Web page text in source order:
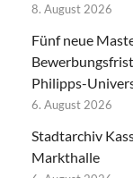
8. August 2026
Fünf neue
Philipps-
6. August 2026
Stadtarchiv
Markthalle